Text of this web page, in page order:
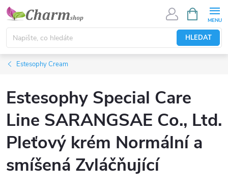
Přejít
obsah
HLEDAT
NÁKUPNÍ
KOŠÍK
Estesophy Cream
Estesophy Special Care
Line SARANGSAE Co., Ltd.
Pleťový krém Normální a
smíšená Zvláčňující